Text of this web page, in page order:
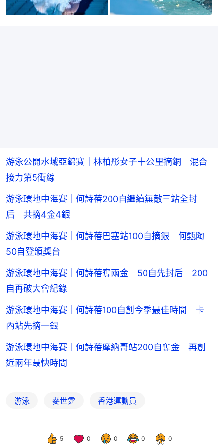
游泳公開水域亞錦賽｜林柏彤女子十公里摘銅 混合
接力第5衝線
游泳環地中海賽｜何詩蓓200自繼續無敵三站全封
后 共摘4金4銀
游泳環地中海賽｜何詩蓓巴塞站100自摘銀 何甄陶
50自登頒獎台
游泳環地中海賽｜何詩蓓奪兩金 50自先封后 200
自再破大會紀錄
游泳環地中海賽｜何詩蓓100自創今季最佳時間 卡
內站先摘一銀
游泳環地中海賽｜何詩蓓摩納哥站200自奪金 再創
近兩年最快時間
游泳 麥世霆 香港運動員
5 0 0 0 0